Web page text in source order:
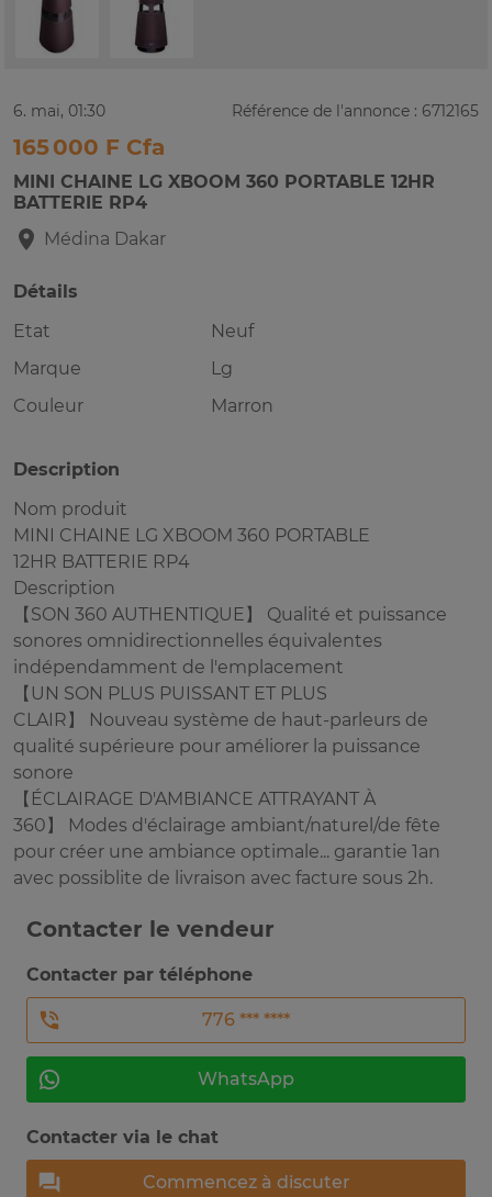
6. mai, 01:30 Référence de l'annonce : 6712165
165 000 F Cfa
MINI CHAINE LG XBOOM 360 PORTABLE 12HR
BATTERIE RP4
Médina Dakar
Détails
Etat
Neuf
Marque
Lg
Couleur
Marron
Description
Nom produit
MINI CHAINE LG XBOOM 360 PORTABLE
12HR BATTERIE RP4
Description
【SON 360 AUTHENTIQUE】 Qualité et puissance
sonores omnidirectionnelles équivalentes
indépendamment de l'emplacement
【UN SON PLUS PUISSANT ET PLUS
CLAIR】 Nouveau système de haut-parleurs de
qualité supérieure pour améliorer la puissance
sonore
【ÉCLAIRAGE D'AMBIANCE ATTRAYANT À
360】 Modes d'éclairage ambiant/naturel/de fête
pour créer une ambiance optimale... garantie 1an
avec possiblite de livraison avec facture sous 2h.
Contacter le vendeur
Contacter par téléphone
776 *** ****
WhatsApp
Contacter via le chat
Commencez à discuter